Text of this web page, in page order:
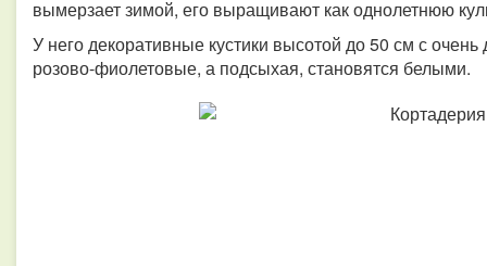
вымерзает зимой, его выращивают как однолетнюю
У него декоративные кустики высотой до 50 см с
розово-фиолетовые, а подсыхая, становятся белыми.